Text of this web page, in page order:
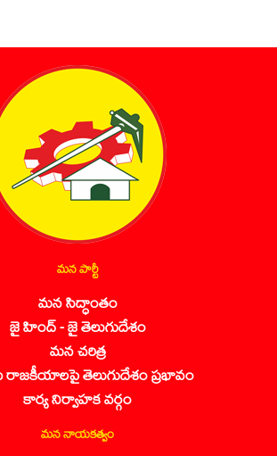
మన పార్టీ
మన సిద్ధాంతం
జై హింద్ - జై తెలుగుదేశం
మన చరిత్ర
తెలుగుదేశం ప్రభావం
కార్య నిర్వాహక వర్గం
మన నాయకత్వం